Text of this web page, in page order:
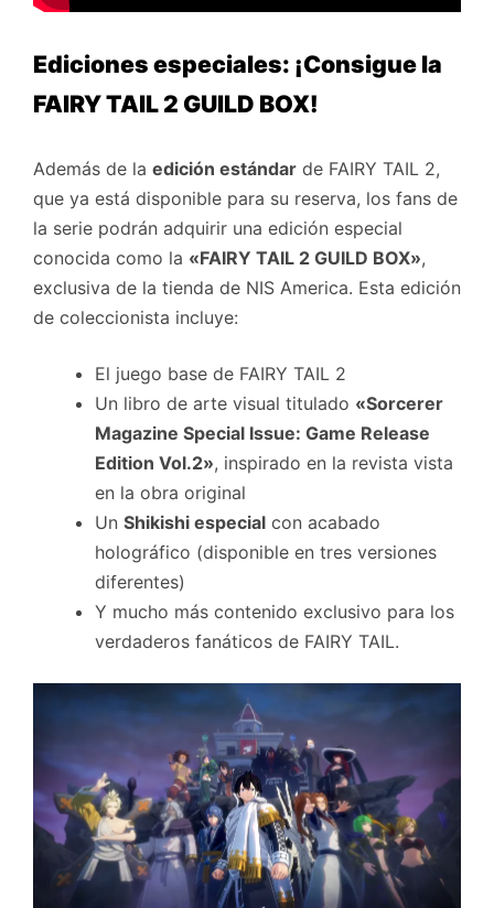
Ediciones especiales: ¡Consigue la
FAIRY TAIL 2 GUILD BOX!
Además de la edición estándar de FAIRY TAIL 2,
que ya está disponible para su reserva, los fans de
la serie podrán adquirir una edición especial
conocida como la «FAIRY TAIL 2 GUILD BOX»,
exclusiva de la tienda de NIS America. Esta edición
de coleccionista incluye:
El juego base de FAIRY TAIL 2
Un libro de arte visual titulado «Sorcerer
Magazine Special Issue: Game Release
Edition Vol.2», inspirado en la revista vista
en la obra original
Un Shikishi especial con acabado
holográfico (disponible en tres versiones
diferentes)
Y mucho más contenido exclusivo para los
verdaderos fanáticos de FAIRY TAIL.